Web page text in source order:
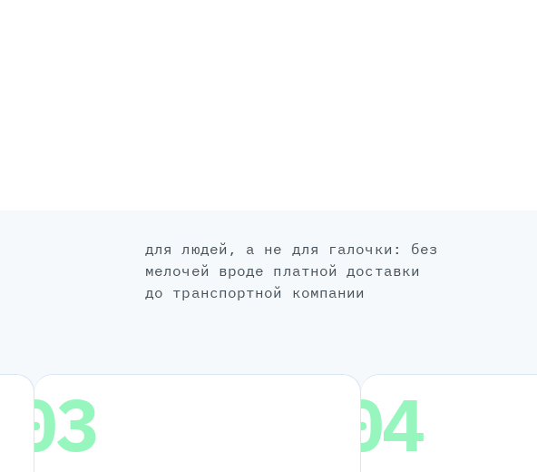
для людей, а не для галочки: без
мелочей вроде платной доставки
до транспортной компании
03 04